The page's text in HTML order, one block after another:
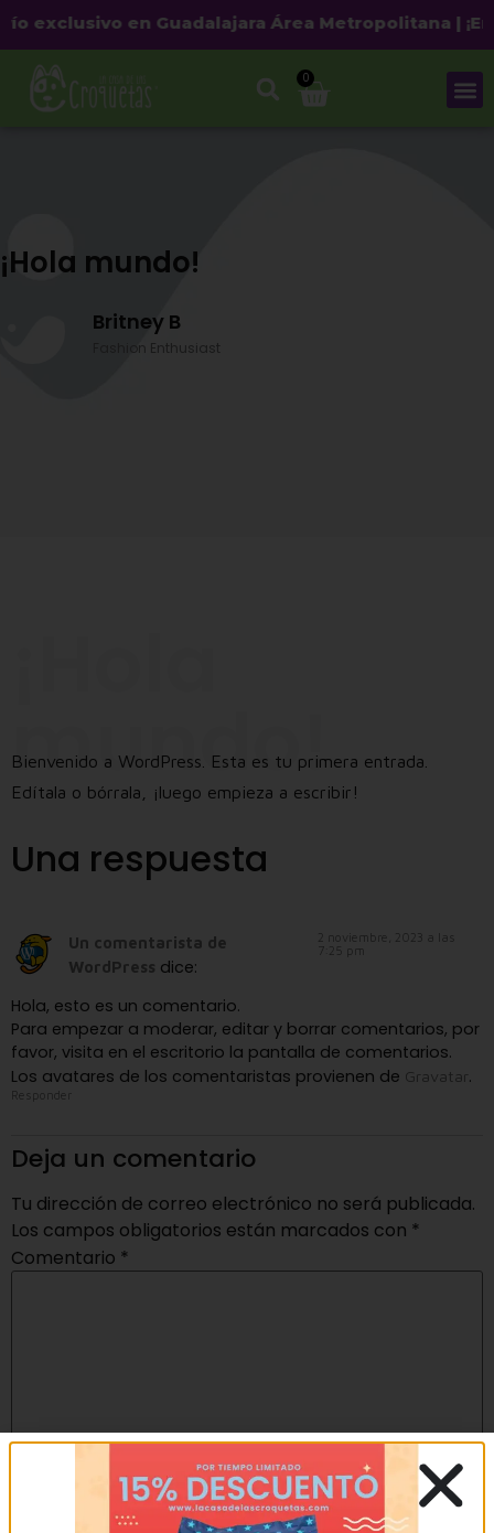
exclusivo en Guadalajara Área Metropolitana |
0
¡Hola mundo!
Britney B
Fashion Enthusiast
mundo!
Bienvenido a WordPress. Esta es tu primera entrada.
Edítala o bórrala, ¡luego empieza a escribir!
Una respuesta
Un comentarista de
WordPress dice:
2 noviembre, 2023 a las
7:25 pm
Hola, esto es un comentario.
Para empezar a moderar, editar y borrar comentarios, por
favor, visita en el escritorio la pantalla de comentarios.
Los avatares de los comentaristas provienen de Gravatar .
Responder
Deja un comentario
Tu dirección de correo electrónico no será publicada.
Los campos obligatorios están marcados con *
Comentario *